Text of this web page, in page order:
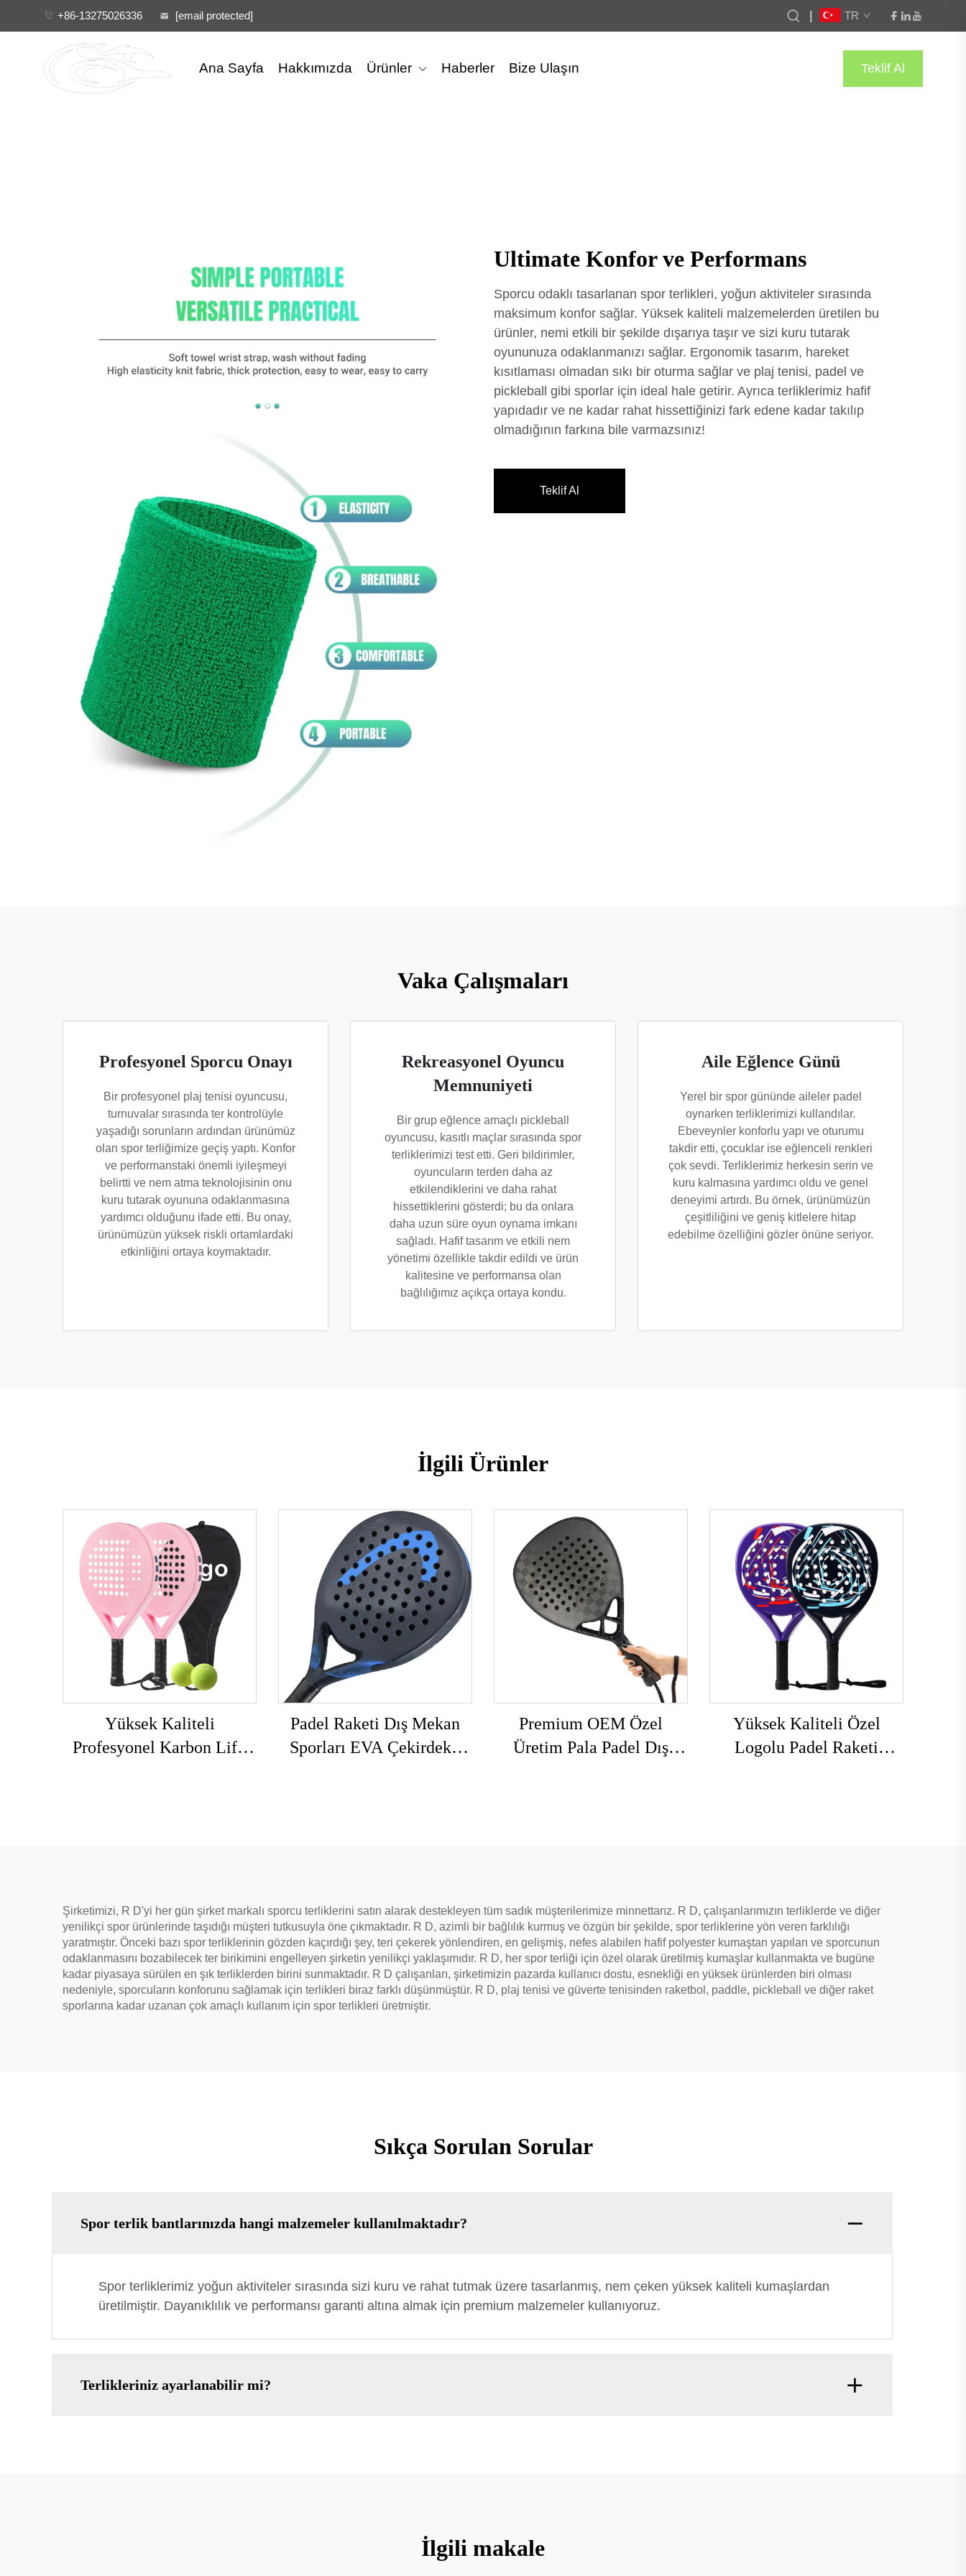
+86-13275026336 [email protected] TR
Ana Sayfa Hakkımızda Ürünler Haberler Bize Ulaşın Teklif Al
Ultimate Konfor ve Performans
Sporcu odaklı tasarlanan spor terlikleri, yoğun aktiviteler sırasında
maksimum konfor sağlar. Yüksek kaliteli malzemelerden üretilen bu
ürünler, nemi etkili bir şekilde dışarıya taşır ve sizi kuru tutarak
oyununuza odaklanmanızı sağlar. Ergonomik tasarım, hareket
kısıtlaması olmadan sıkı bir oturma sağlar ve plaj tenisi, padel ve
pickleball gibi sporlar için ideal hale getirir. Ayrıca terliklerimiz hafif
yapıdadır ve ne kadar rahat hissettiğinizi fark edene kadar takılıp
olmadığının farkına bile varmazsınız!
Teklif Al
Vaka Çalışmaları
Profesyonel Sporcu Onayı
Bir profesyonel plaj tenisi oyuncusu,
turnuvalar sırasında ter kontrolüyle
yaşadığı sorunların ardından ürünümüz
olan spor terliğimize geçiş yaptı. Konfor
ve performanstaki önemli iyileşmeyi
belirtti ve nem atma teknolojisinin onu
kuru tutarak oyununa odaklanmasına
yardımcı olduğunu ifade etti. Bu onay,
ürünümüzün yüksek riskli ortamlardaki
etkinliğini ortaya koymaktadır.
Rekreasyonel Oyuncu
Memnuniyeti
Bir grup eğlence amaçlı pickleball
oyuncusu, kasıtlı maçlar sırasında spor
terliklerimizi test etti. Geri bildirimler,
oyuncuların terden daha az
etkilendiklerini ve daha rahat
hissettiklerini gösterdi; bu da onlara
daha uzun süre oyun oynama imkanı
sağladı. Hafif tasarım ve etkili nem
yönetimi özellikle takdir edildi ve ürün
kalitesine ve performansa olan
bağlılığımız açıkça ortaya kondu.
Aile Eğlence Günü
Yerel bir spor gününde aileler padel
oynarken terliklerimizi kullandılar.
Ebeveynler konforlu yapı ve oturumu
takdir etti, çocuklar ise eğlenceli renkleri
çok sevdi. Terliklerimiz herkesin serin ve
kuru kalmasına yardımcı oldu ve genel
deneyimi artırdı. Bu örnek, ürünümüzün
çeşitliliğini ve geniş kitlelere hitap
edebilme özelliğini gözler önüne seriyor.
İlgili Ürünler
Yüksek Kaliteli
Profesyonel Karbon Lifli
Padel Raketi Dış Mekan
Sporları EVA Çekirdekli
Premium OEM Özel
Üretim Pala Padel Dış
Yüksek Kaliteli Özel
Logolu Padel Raketi
Şirketimizi, R D'yi her gün şirket markalı sporcu terliklerini satın alarak destekleyen tüm sadık müşterilerimize minnettarız. R D, çalışanlarımızın terliklerde ve diğer
yenilikçi spor ürünlerinde taşıdığı müşteri tutkusuyla öne çıkmaktadır. R D, azimli bir bağlılık kurmuş ve özgün bir şekilde, spor terliklerine yön veren farklılığı
yaratmıştır. Önceki bazı spor terliklerinin gözden kaçırdığı şey, teri çekerek yönlendiren, en gelişmiş, nefes alabilen hafif polyester kumaştan yapılan ve sporcunun
odaklanmasını bozabilecek ter birikimini engelleyen şirketin yenilikçi yaklaşımıdır. R D, her spor terliği için özel olarak üretilmiş kumaşlar kullanmakta ve bugüne
kadar piyasaya sürülen en şık terliklerden birini sunmaktadır. R D çalışanları, şirketimizin pazarda kullanıcı dostu, esnekliği en yüksek ürünlerden biri olması
nedeniyle, sporcuların konforunu sağlamak için terlikleri biraz farklı düşünmüştür. R D, plaj tenisi ve güverte tenisinden raketbol, paddle, pickleball ve diğer raket
sporlarına kadar uzanan çok amaçlı kullanım için spor terlikleri üretmiştir.
Sıkça Sorulan Sorular
Spor terlik bantlarınızda hangi malzemeler kullanılmaktadır?
Spor terliklerimiz yoğun aktiviteler sırasında sizi kuru ve rahat tutmak üzere tasarlanmış, nem çeken yüksek kaliteli kumaşlardan
üretilmiştir. Dayanıklılık ve performansı garanti altına almak için premium malzemeler kullanıyoruz.
Terlikleriniz ayarlanabilir mi?
İlgili makale